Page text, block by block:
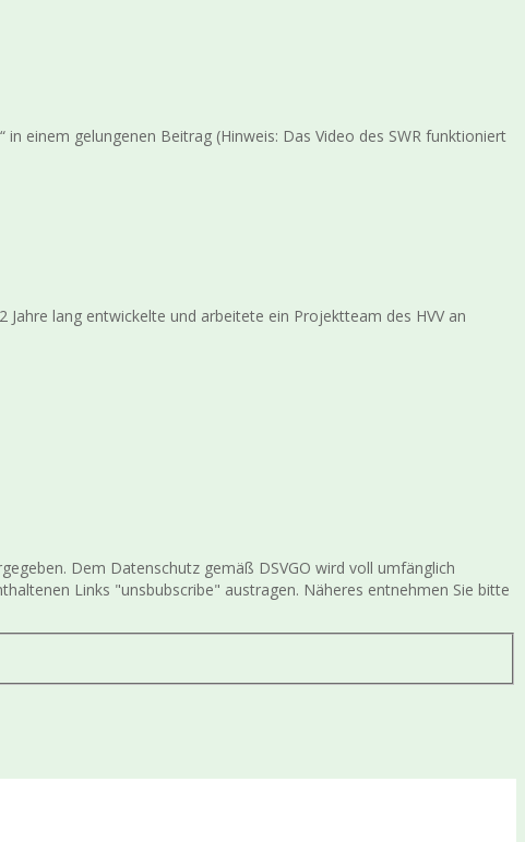
einem gelungenen Beitrag (Hinweis: Das Video des SWR funktioniert
lang entwickelte und arbeitete ein Projektteam des HVV an
Dem Datenschutz gemäß DSVGO wird voll umfänglich
Links "unsbubscribe" austragen. Näheres entnehmen Sie bitte